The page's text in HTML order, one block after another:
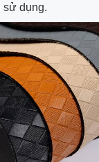
sử dụng.